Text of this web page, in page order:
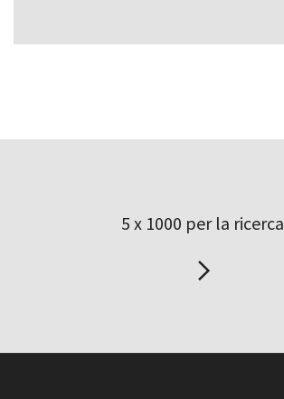
5 x 1000 per la ricerca